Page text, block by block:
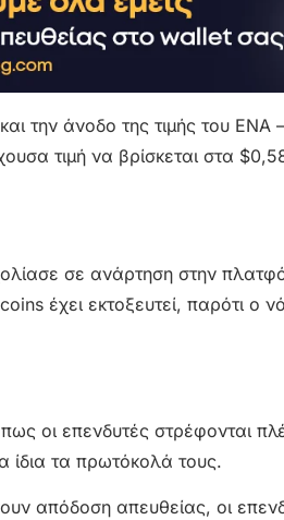
την άνοδο της τιμής του
τιμή να βρίσκεται στα
σε ανάρτηση στην
έχει εκτοξευτεί, παρότι ο
οι επενδυτές στρέφονται
τα πρωτόκολά τους.
απόδοση απευθείας, οι